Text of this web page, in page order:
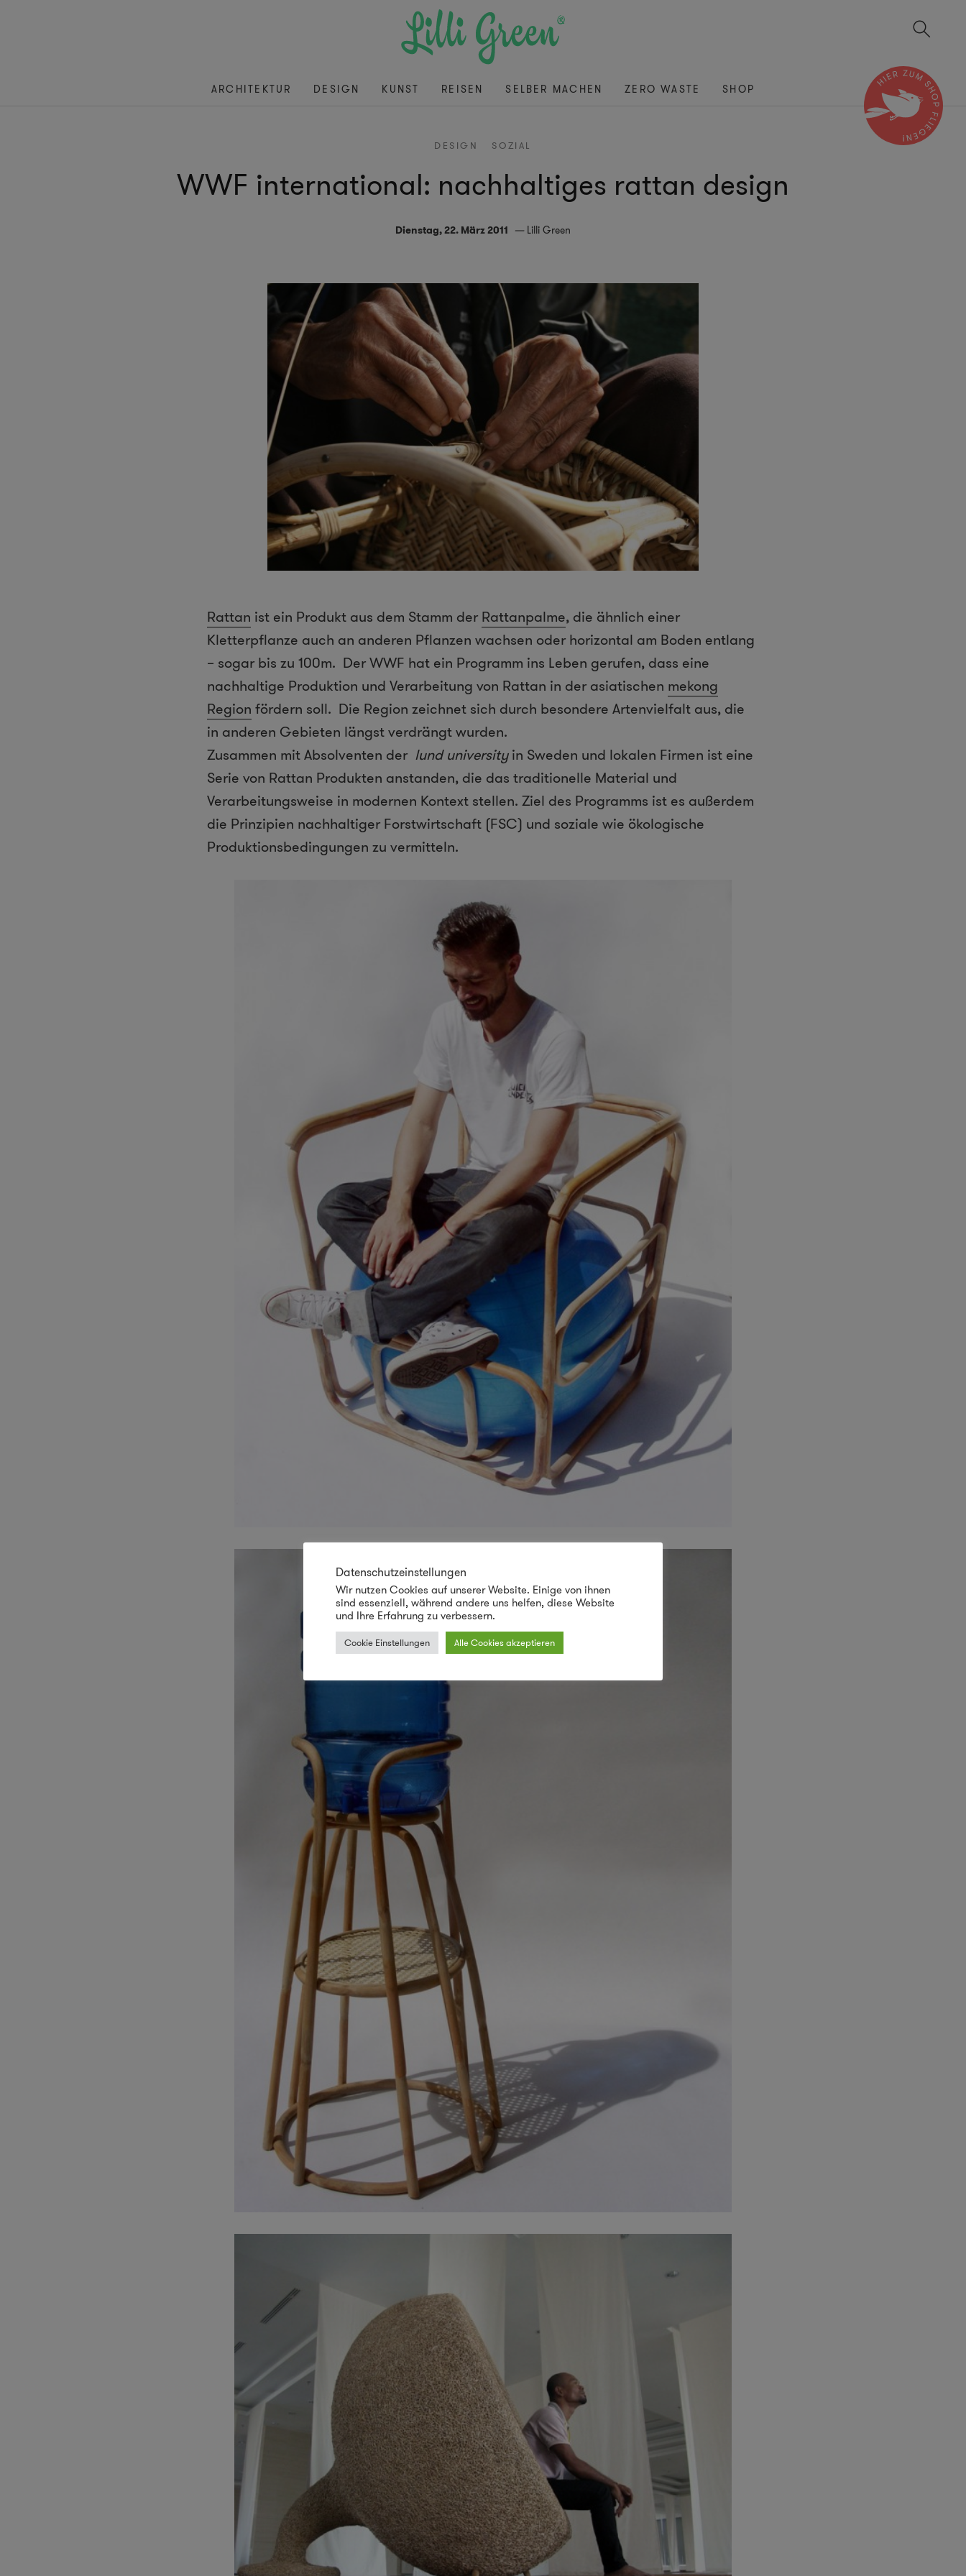
ARCHITEKTUR DESIGN KUNST REISEN SELBER MACHEN ZERO WASTE SHOP
DESIGN SOZIAL
WWF international: nachhaltiges rattan design
Dienstag, 22. März 2011 Lilli Green
Rattan ist ein Produkt aus dem Stamm der Rattanpalme, die ähnlich einer
Kletterpflanze auch an anderen Pflanzen wachsen oder horizontal am Boden entlang
– sogar bis zu 100m. Der WWF hat ein Programm ins Leben gerufen, dass eine
nachhaltige Produktion und Verarbeitung von Rattan in der asiatischen mekong
Region fördern soll. Die Region zeichnet sich durch besondere Artenvielfalt aus, die
in anderen Gebieten längst verdrängt wurden.
Zusammen mit Absolventen der lund universityin Sweden und lokalen Firmen ist eine
Serie von Rattan Produkten anstanden, die das traditionelle Material und
Verarbeitungsweise in modernen Kontext stellen. Ziel des Programms ist es außerdem
die Prinzipien nachhaltiger Forstwirtschaft (FSC) und soziale wie ökologische
Produktionsbedingungen zu vermitteln.
Datenschutzeinstellungen
Wir nutzen Cookies auf unserer Website. Einige von ihnen
sind essenziell, während andere uns helfen, diese Website
und Ihre Erfahrung zu verbessern.
Cookie Einstellungen Alle Cookies akzeptieren